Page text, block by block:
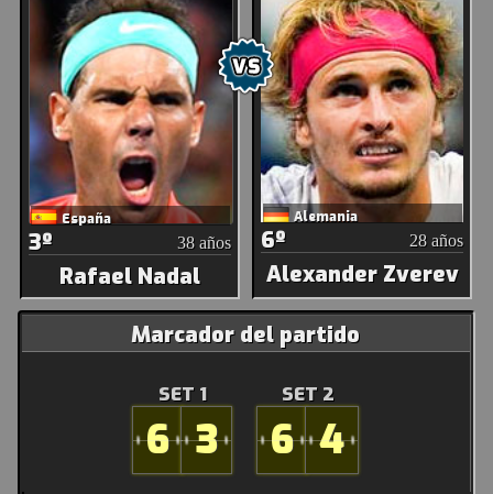
España
3º 38 años
Rafael Nadal
Alemania
6º 28 años
Alexander Zverev
Marcador del partido
SET 1
6 3
SET 2
6 4